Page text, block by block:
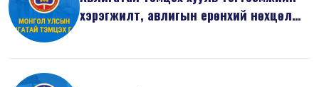
хэрэгжилт, авлигын ерөнхий нөхцөл